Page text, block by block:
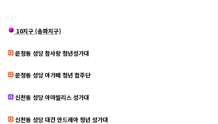
10지구 (송파지구)
문정동 성당 참사랑 청년성가대
문정동 성당 아가페 청년 합주단
신천동 성당 아마빌리스 성가대
신천동 성당 대건 안드레아 청년 성가대